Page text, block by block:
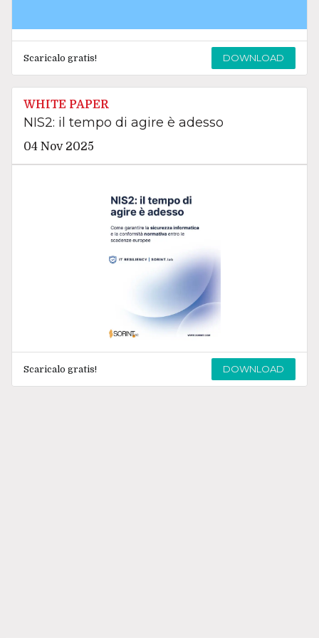
Scaricalo gratis! DOWNLOAD
WHITE PAPER
NIS2: il tempo di agire è adesso
04 Nov 2025
Scaricalo gratis! DOWNLOAD